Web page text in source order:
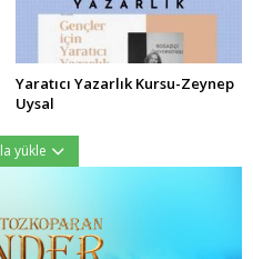
Yaratıcı Yazarlık Kursu-Zeynep
Uysal
yükle